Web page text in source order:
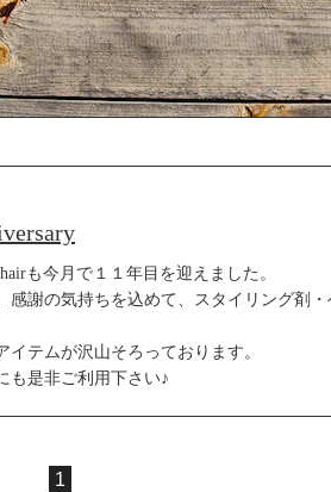
も今月で１１年目を迎えました。
感謝の気持ちを込めて、スタイリング剤
イテムが沢山そろっております。
も是非ご利用下さい♪
1